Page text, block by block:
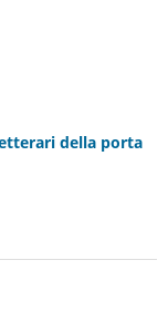
della porta